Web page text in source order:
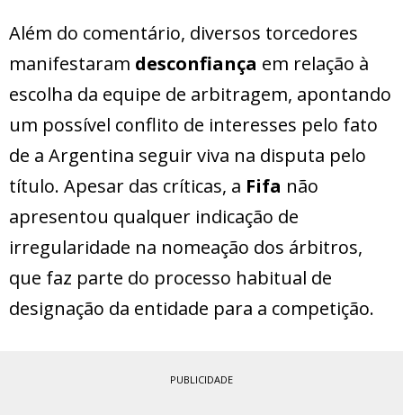
Além do comentário, diversos torcedores
manifestaram desconfiança em relação à
escolha da equipe de arbitragem, apontando
um possível conflito de interesses pelo fato
de a Argentina seguir viva na disputa pelo
título. Apesar das críticas, a Fifa não
apresentou qualquer indicação de
irregularidade na nomeação dos árbitros,
que faz parte do processo habitual de
designação da entidade para a competição.
PUBLICIDADE